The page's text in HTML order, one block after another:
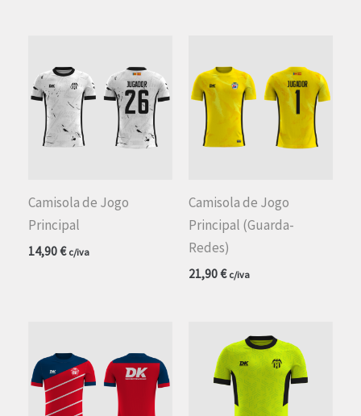
Camisola de Jogo
Principal
14,90€ c/iva
Camisola de Jogo
Principal (Guarda-
Redes)
21,90€ c/iva